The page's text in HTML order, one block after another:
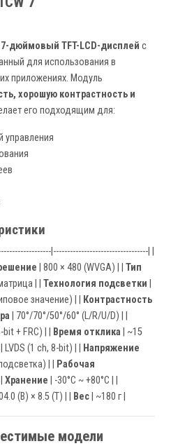
7-дюймовый TFT-LCD-дисплей с
для использования в
приложениях. Модуль
хорошую контрастность и
его подходящим для:
управления
|----------------------------------| |
| 800 × 480 (WVGA) | | Тип
| | Технология подсветки
значение) | |
Контрастность
| 70°/70°/50°/60° (L/R/U/D) | |
bit + FRC) | | Время отклика | ~15
| LVDS (1 ch, 8-bit) | |
Напряжение
| |
Рабочая
Хранение | -30°C ~ +80°C | |
(В) × 8.5 (Т) | | Вес | ~180 г |
модели